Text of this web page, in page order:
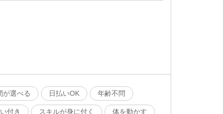
が選べる 日払いOK 年齢不問
付き スキルが身に付く 体を動かす